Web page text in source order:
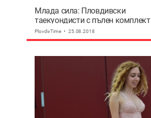
Млада сила: Пловдивски
таекуондисти с пълен комплект
медали
PlovdivTime 25.08.2018